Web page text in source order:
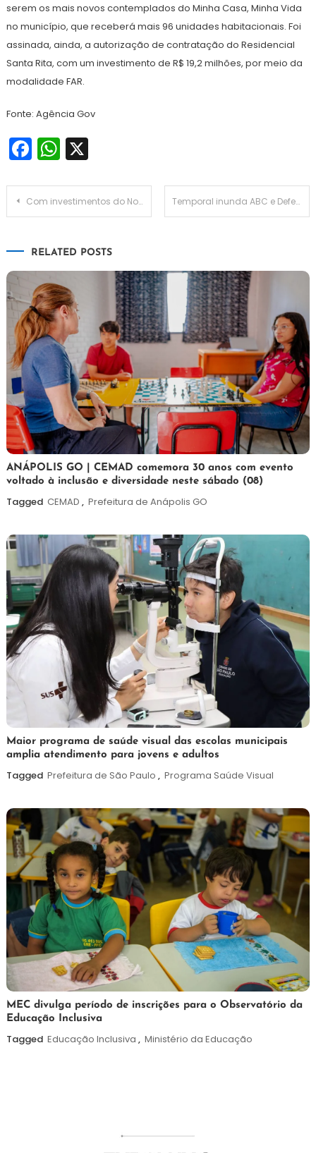
serem os mais novos contemplados do Minha Casa, Minha Vida
no município, que receberá mais 96 unidades habitacionais. Foi
assinada, ainda, a autorização de contratação do Residencial
Santa Rita, com um investimento de R$ 19,2 milhões, por meio da
modalidade FAR.
Fonte: Agência Gov
Facebook
WhatsApp
X
Navegação
Com investimentos do Novo PAC, Ministério dos Transportes entrega mais um viaduto na BR-470/SC Temporal inunda ABC e Defesa Civil estende operação até o dia 15
RELATED POSTS
7
de
agosto
Maurilio
ANÁPOLIS GO | CEMAD comemora 30 anos com evento
voltado à inclusão e diversidade neste sábado (08)
Tagged CEMAD , Prefeitura de Anápolis GO
7
de
agosto
Maurilio
Maior programa de saúde visual das escolas municipais
amplia atendimento para jovens e adultos
Tagged Prefeitura de São Paulo , Programa Saúde Visual
7
de
agosto
Maurilio
MEC divulga período de inscrições para o Observatório da
Educação Inclusiva
Tagged Educação Inclusiva , Ministério da Educação